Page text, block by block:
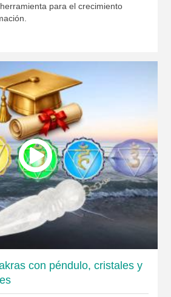
para el crecimiento
con péndulo, cristales y